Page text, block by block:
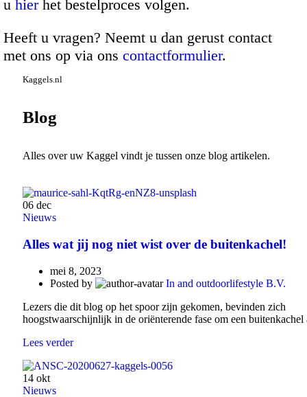
u hierhet bestelproces volgen.
Heeft u vragen? Neemt u dan gerust contact
met ons op via ons contactformulier.
Kaggels.nl
Blog
Alles over uw Kaggel vindt je tussen onze blog artikelen.
06 dec
Nieuws
Alles wat jij nog niet wist over de buitenkachel!
mei 8, 2023
Posted by
In and outdoorlifestyle B.V.
Lezers die dit blog op het spoor zijn gekomen, bevinden zich
hoogstwaarschijnlijk in de oriënterende fase om een buitenkachel
Lees verder
14 okt
Nieuws